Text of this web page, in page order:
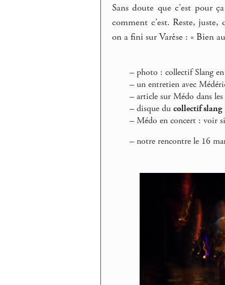
Sans doute que c’est pour
comment c’est. Reste,
on a fini sur Varèse : « Bien
– photo : collectif Slang
– un entretien avec
– article sur Médo dans les
– disque du collectif slang
– Médo en concert : voir
– notre rencontre le 16